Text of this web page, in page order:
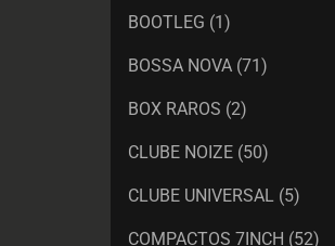
BOOTLEG (1)
BOSSA NOVA (71)
BOX RAROS (2)
CLUBE NOIZE (50)
CLUBE UNIVERSAL (5)
COMPACTOS 7INCH (52)